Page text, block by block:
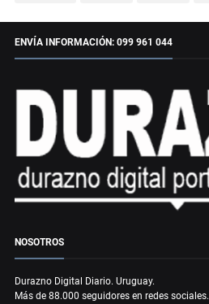
ENVÍA INFORMACIÓN: 099 961 044
NOSOTROS
Durazno Digital Diario. Uruguay.
Más de 88.000 seguidores en redes sociales.